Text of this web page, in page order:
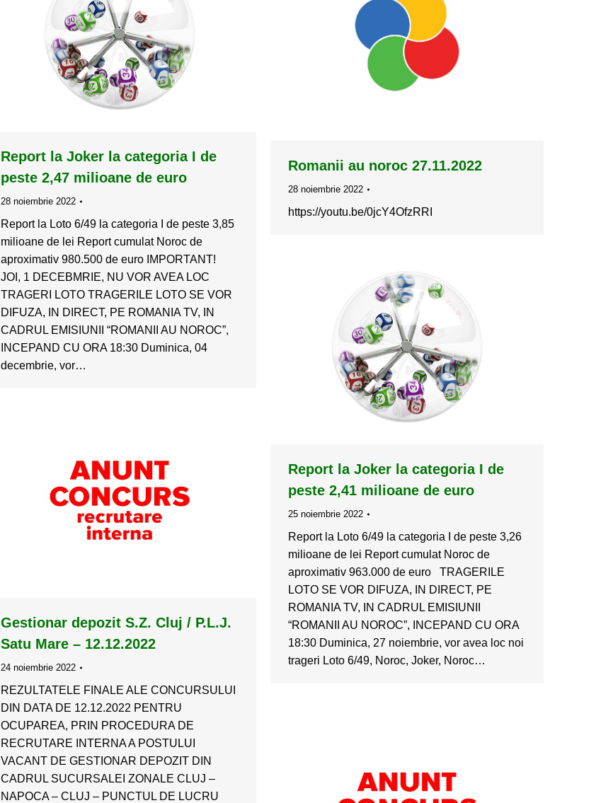
Report la Joker la categoria I de
peste 2,47 milioane de euro
28 noiembrie 2022
Report la Loto 6/49 la categoria I de peste 3,85
milioane de lei Report cumulat Noroc de
aproximativ 980.500 de euro IMPORTANT!
JOI, 1 DECEBMRIE, NU VOR AVEA LOC
TRAGERI LOTO TRAGERILE LOTO SE VOR
DIFUZA, IN DIRECT, PE ROMANIA TV, IN
CADRUL EMISIUNII “ROMANII AU NOROC”,
INCEPAND CU ORA 18:30 Duminica, 04
decembrie, vor…
Romanii au noroc 27.11.2022
28 noiembrie 2022
https://youtu.be/0jcY4OfzRRI
Report la Joker la categoria I de
peste 2,41 milioane de euro
25 noiembrie 2022
Report la Loto 6/49 la categoria I de peste 3,26
milioane de lei Report cumulat Noroc de
aproximativ 963.000 de euro TRAGERILE
LOTO SE VOR DIFUZA, IN DIRECT, PE
ROMANIA TV, IN CADRUL EMISIUNII
“ROMANII AU NOROC”, INCEPAND CU ORA
18:30 Duminica, 27 noiembrie, vor avea loc noi
trageri Loto 6/49, Noroc, Joker, Noroc…
Gestionar depozit S.Z. Cluj / P.L.J.
Satu Mare – 12.12.2022
24 noiembrie 2022
REZULTATELE FINALE ALE CONCURSULUI
DIN DATA DE 12.12.2022 PENTRU
OCUPAREA, PRIN PROCEDURA DE
RECRUTARE INTERNA A POSTULUI
VACANT DE GESTIONAR DEPOZIT DIN
CADRUL SUCURSALEI ZONALE CLUJ –
NAPOCA – CLUJ – PUNCTUL DE LUCRU